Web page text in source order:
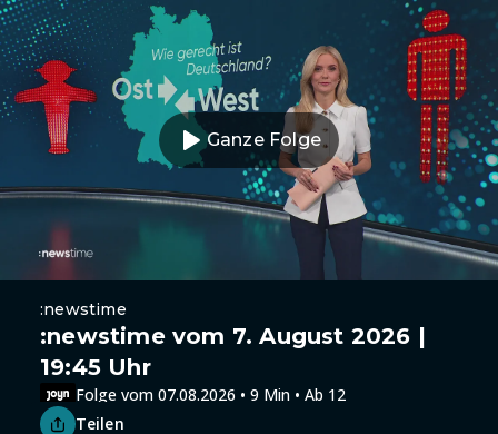
Ganze Folge
:newstime
:newstime vom 7. August 2026 |
19:45 Uhr
Folge vom 07.08.2026 • 9 Min • Ab 12
Teilen